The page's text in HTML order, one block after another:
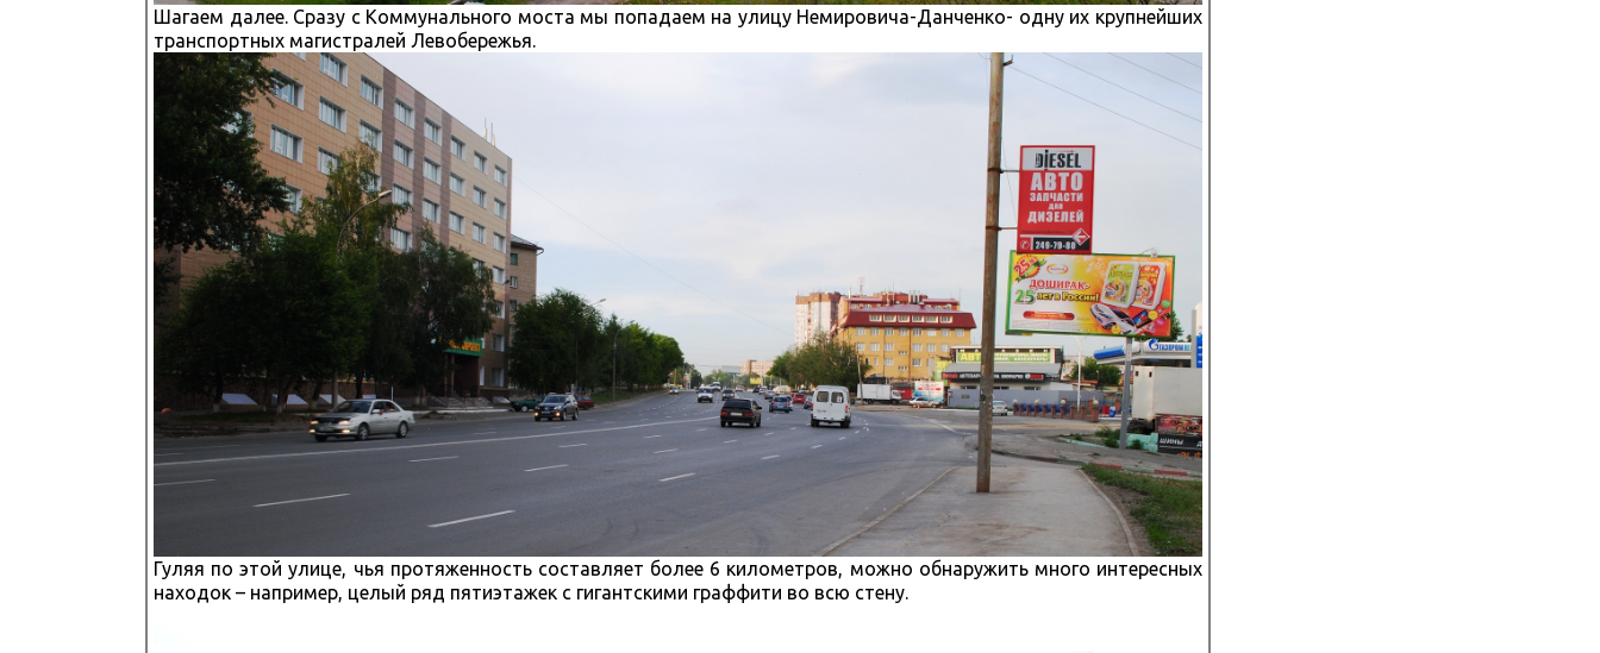
Шагаем далее. Сразу с Коммунального моста мы попадаем на улицу Немировича-Данченко- одну их крупнейших
транспортных магистралей Левобережья.
Гуляя по этой улице, чья протяженность составляет более 6 километров, можно обнаружить много интересных
находок – например, целый ряд пятиэтажек с гигантскими граффити во всю стену.